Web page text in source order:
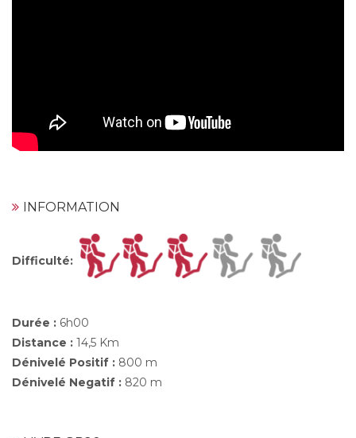
INFORMATION
Difficulté:
Durée : 6h00
Distance : 14,5 Km
Dénivelé Positif : 800 m
Dénivelé Negatif : 820 m